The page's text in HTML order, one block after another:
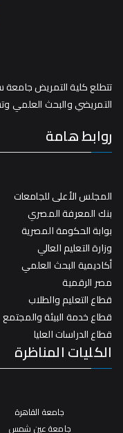
تتطلع كلية التمريض جامعة
التمريضي والبحث
روابط هامة
المجلس الأعلى للجامعات
بنك المعرفة المصري
بوابة الحكومة المصرية
وزارة التعليم العالي
أكاديمية البحث العلمي
مصر الرقمية
قطاع التعليم والطلاب
قطاع خدمة البيئة والمجتمع
قطاع الدراسات العليا
الكليات المناظرة
جامعة القاهرة
جامعة عين شمس